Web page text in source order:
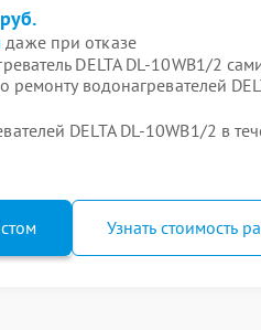
даже при отказе
DELTA DL-10WB1/2
водонагревателей
DELTA DL-10WB1/2 в
Узнать стоимость